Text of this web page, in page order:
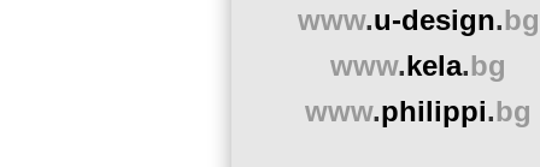
www.u-design.bg
www.kela.bg
www.philippi.bg